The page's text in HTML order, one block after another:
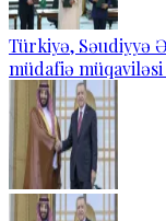
Türkiyə, Səudiyyə
müdafiə müqaviləsi